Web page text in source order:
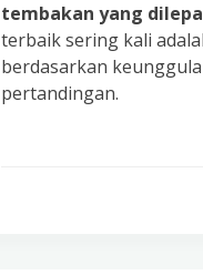
tembakan yang
terbaik sering kali
berdasarkan
pertandingan.